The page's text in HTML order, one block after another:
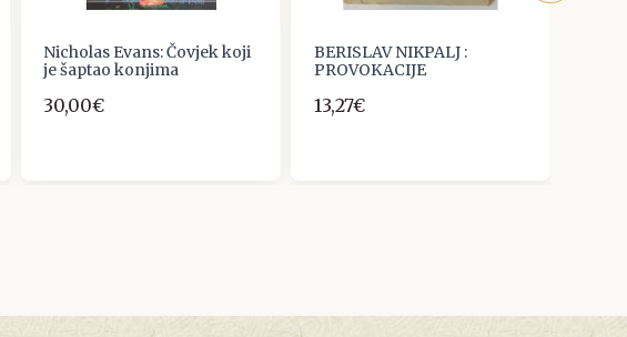
Nicholas Evans: Čovjek koji
je šaptao konjima
30,00€
BERISLAV NIKPALJ :
PROVOKACIJE
13,27€